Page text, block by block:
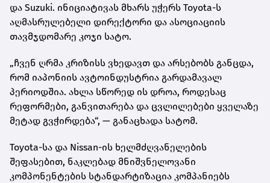
და Suzuki. ინიციატივას მხარს უჭერს Toyota-ს
აღმასრულებელი დირექტორი და ასოციაციის
თავმჯდომარე კოჯი სატო.
„ჩვენ ღრმა კრიზისს ვხედავთ და არსებობს განცდა,
რომ იაპონიის ავტოინდუსტრია გარდამავალ
პერიოდშია. ახლა სწორედ ის დროა, როდესაც
რეფორმები, განვითარება და ცვლილებები ყველაზე
მეტად გვჭირდება“, — განაცხადა სატომ.
Toyota-სა და Nissan-ის ხელმძღვანელების
შეფასებით, ნაკლებად მნიშვნელოვანი
კომპონენტების სტანდარტიზაცია კომპანიებს